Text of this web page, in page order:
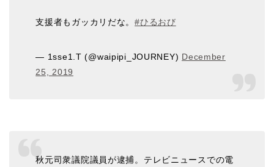
支援者もガッカリだな。#ひるおび
— 1sse1.T (@waipipi_JOURNEY) December
25, 2019
秋元司衆議院議員が逮捕。テレビニュースでの電